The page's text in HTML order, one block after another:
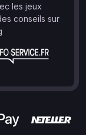
les jeux
conseils sur